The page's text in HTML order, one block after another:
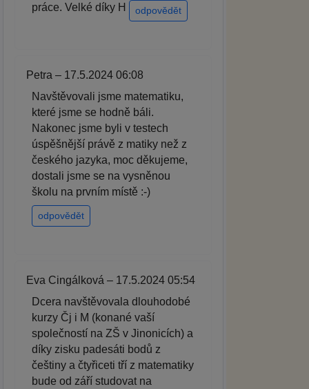
práce. Velké díky H
odpovědět
Petra – 17.5.2024 06:08
Navštěvovali jsme matematiku,
které jsme se hodně báli.
Nakonec jsme byli v testech
úspěšnější právě z matiky než z
českého jazyka, moc děkujeme,
dostali jsme se na vysněnou
školu na prvním místě :-)
odpovědět
Eva Cingálková – 17.5.2024 05:54
Dcera navštěvovala dlouhodobé
kurzy Čj i M (konané vaší
společností na ZŠ v Jinonicích) a
díky zisku padesáti bodů z
češtiny a čtyřiceti tří z matematiky
bude od září studovat na